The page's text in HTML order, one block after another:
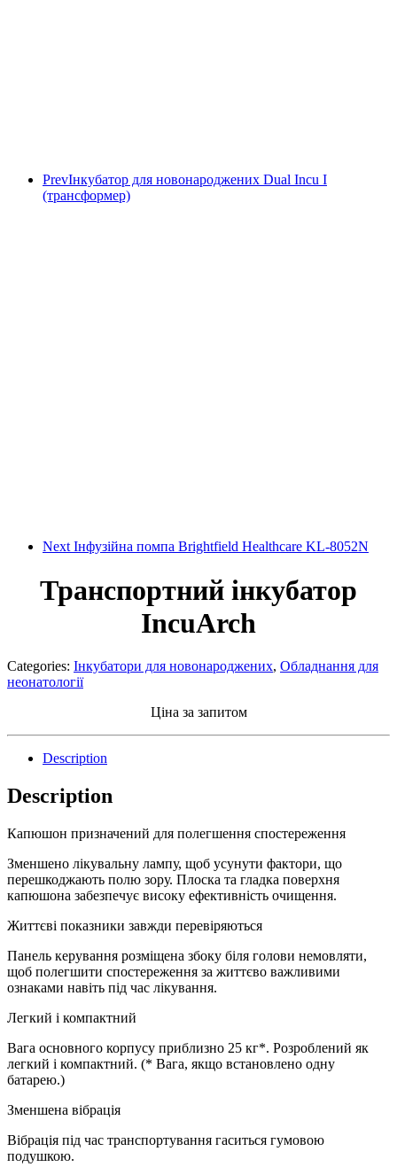
PrevІнкубатор для новонароджених Dual Incu I
(трансформер)
Next Інфузійна помпа Brightfield Healthcare KL-8052N
Транспортний інкубатор
IncuArch
Categories: Інкубатори для новонароджених, Обладнання для
неонатології
Ціна за запитом
Description
Description
Капюшон призначений для полегшення спостереження
Зменшено лікувальну лампу, щоб усунути фактори, що
перешкоджають полю зору. Плоска та гладка поверхня
капюшона забезпечує високу ефективність очищення.
Життєві показники завжди перевіряються
Панель керування розміщена збоку біля голови немовляти,
щоб полегшити спостереження за життєво важливими
ознаками навіть під час лікування.
Легкий і компактний
Вага основного корпусу приблизно 25 кг*. Розроблений як
легкий і компактний. (* Вага, якщо встановлено одну
батарею.)
Зменшена вібрація
Вібрація під час транспортування гаситься гумовою
подушкою.